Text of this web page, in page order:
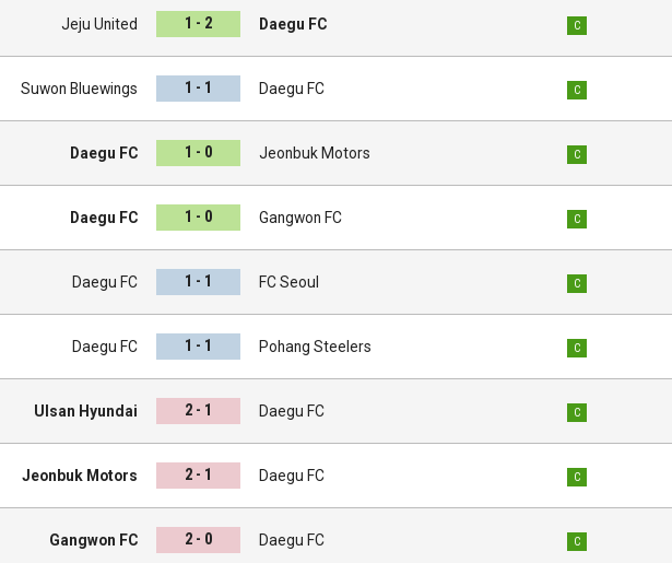
Jeju United 1 - 2 Daegu FC C
Suwon Bluewings 1 - 1 Daegu FC C
Daegu FC 1 - 0 Jeonbuk Motors C
Daegu FC 1 - 0 Gangwon FC C
Daegu FC 1 - 1 FC Seoul C
Daegu FC 1 - 1 Pohang Steelers C
Ulsan Hyundai 2 - 1 Daegu FC C
Jeonbuk Motors 2 - 1 Daegu FC C
Gangwon FC 2 - 0 Daegu FC C